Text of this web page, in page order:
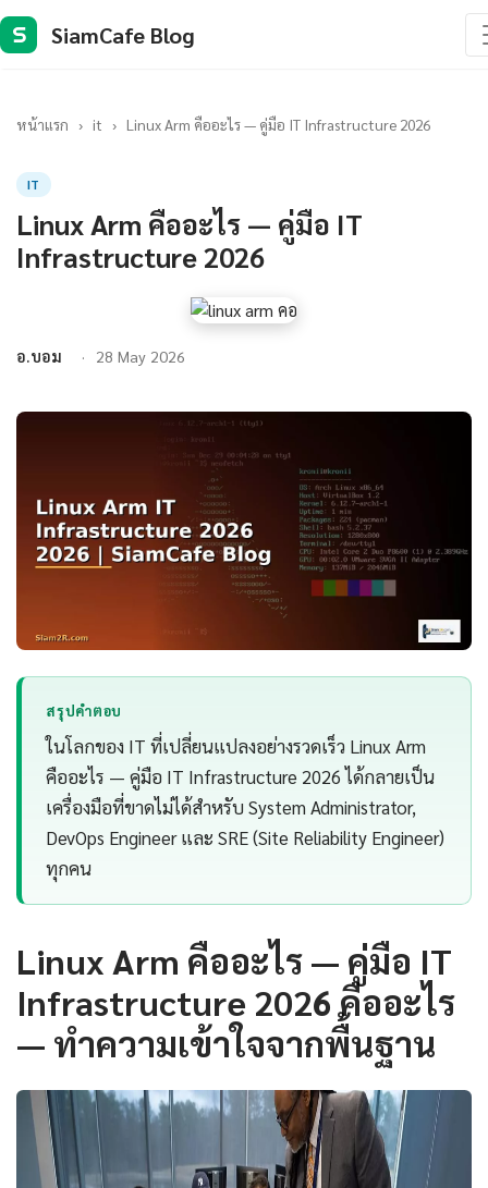
S SiamCafe Blog
หน้าแรก › it › Linux Arm คืออะไร — คู่มือ IT Infrastructure 2026
IT
Linux Arm คืออะไร — คู่มือ IT
Infrastructure 2026
อ.บอม 28 May 2026
สรุปคำตอบ
ในโลกของ IT ที่เปลี่ยนแปลงอย่างรวดเร็ว Linux Arm
คืออะไร — คู่มือ IT Infrastructure 2026 ได้กลายเป็น
เครื่องมือที่ขาดไม่ได้สำหรับ System Administrator,
DevOps Engineer และ SRE (Site Reliability Engineer)
ทุกคน
Linux Arm คืออะไร — คู่มือ IT
Infrastructure 2026 คืออะไร
— ทำความเข้าใจจากพื้นฐาน